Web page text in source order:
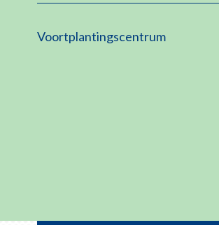
Voortplantingscentrum